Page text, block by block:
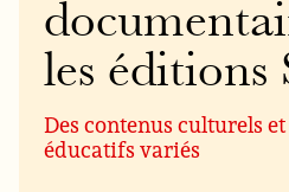
les éditions
Des contenus culturels et
éducatifs variés